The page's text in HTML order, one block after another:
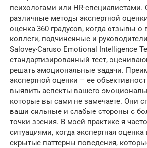
психологами или HR-специалистами.
различные методы экспертной
оценка 360 градусов, когда отзывы о
коллеги, подчиненные и
Salovey-Caruso Emotional Intelligence
стандартизированный тест,
решать эмоциональные задачи.
экспертной оценки – ее
выявить аспекты вашего
которые вы сами не замечаете. Они
ваши сильные и слабые стороны с
точки зрения. В моей практике я
ситуациями, когда экспертная
скрытые паттерны поведения,